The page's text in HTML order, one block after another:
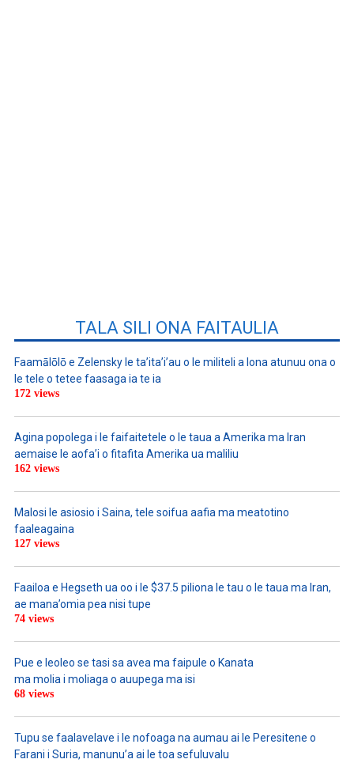
TALA SILI ONA FAITAULIA
Faamālōlō e Zelensky le ta’ita’i’au o le militeli a lona atunuu ona o
le tele o tetee faasaga ia te ia
172 views
Agina popolega i le faifaitetele o le taua a Amerika ma Iran
aemaise le aofa’i o fitafita Amerika ua maliliu
162 views
Malosi le asiosio i Saina, tele soifua aafia ma meatotino
faaleagaina
127 views
Faailoa e Hegseth ua oo i le $37.5 piliona le tau o le taua ma Iran,
ae mana’omia pea nisi tupe
74 views
Pue e leoleo se tasi sa avea ma faipule o Kanata
ma molia i moliaga o auupega ma isi
68 views
Tupu se faalavelave i le nofoaga na aumau ai le Peresitene o
Farani i Suria, manunu’a ai le toa sefuluvalu